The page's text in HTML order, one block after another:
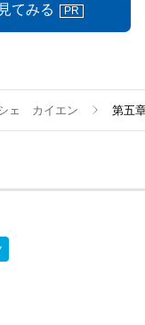
てみる PR
ェ カイエン 第五